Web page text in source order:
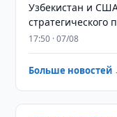
Узбекистан и
стратегического
17:50 · 07/08
Больше новостей